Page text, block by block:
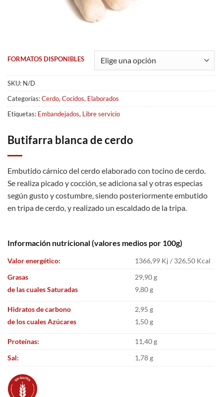
FORMATOS DISPONIBLES
SKU: N/D
Categorías:Cerdo, Cocidos, Elaborados
Etiquetas: Embandejados, Libre servicio
Butifarra blanca de cerdo
Embutido cárnico del cerdo elaborado con tocino de cerdo.
Se realiza picado y cocción, se adiciona sal y otras especias
según gusto y costumbre, siendo posteriormente embutido
en tripa de cerdo, y realizado un escaldado de la tripa.
Información nutricional (valores medios por 100g)
Valor energético:
1366,99 Kj / 326,50 Kcal
Grasas
de las cuales Saturadas
29,90 g
9,80 g
Hidratos de carbono
de los cuales Azúcares
2,95 g
1,50 g
Proteínas:
11,40 g
Sal:
1,78 g